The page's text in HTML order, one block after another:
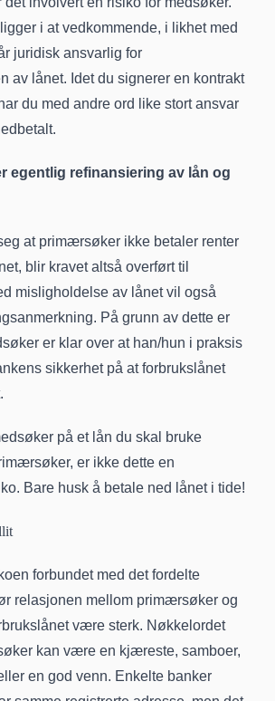
i at vedkommende, i likhet med
juridisk ansvarlig for
av lånet. Idet du signerer en kontrakt
du med andre ord like stort ansvar
egentlig refinansiering av lån og
at primærsøker ikke betaler renter
blir kravet altså overført til
misligholdelse av lånet vil også
. På grunn av dette er
er klar over at han/hun i praksis
sikkerhet på at forbrukslånet
på et lån du skal bruke
er ikke dette en
Bare husk å betale ned lånet i tide!
forbundet med det fordelte
relasjonen mellom primærsøker og
være sterk. Nøkkelordet
kan være en kjæreste, samboer,
en god venn. Enkelte banker